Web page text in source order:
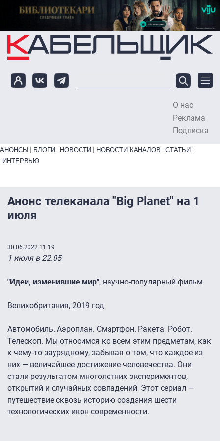
Перейти к основному содержанию
О нас
Реклама
Подписка
Primary links bottom
АНОНСЫ БЛОГИ НОВОСТИ НОВОСТИ КАНАЛОВ
СТАТЬИ
ИНТЕРВЬЮ
Анонс телеканала "Big Planet" на 1
июля
30.06.2022 11:19
1 июля в 22.05
"Идеи, изменившие мир", научно-популярный фильм
Великобритания, 2019 год
Автомобиль. Аэроплан. Смартфон. Ракета. Робот.
Телескоп. Мы относимся ко всем этим предметам, как
к чему-то заурядному, забывая о том, что каждое из
них — величайшее достижение человечества. Они
стали результатом многолетних экспериментов,
открытий и случайных совпадений. Этот сериал —
путешествие сквозь историю создания шести
технологических икон современности.